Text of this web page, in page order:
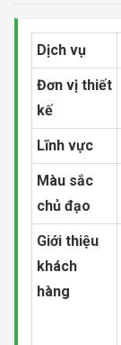
Dịch vụ
Đơn vị thiết
kế
Lĩnh vực
Màu sắc
chủ đạo
Giới thiệu
khách
hàng